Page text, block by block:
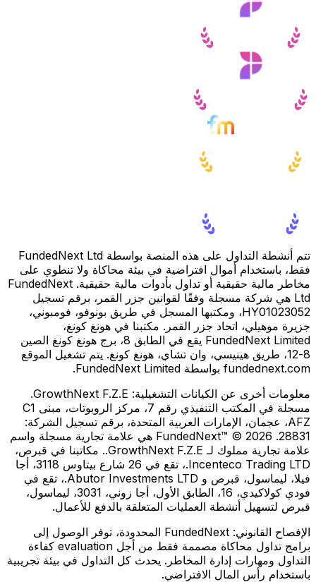
تتم أنشطة التداول على هذه المنصة بواسطة FundedNext Ltd
فقط، باستخدام أموال افتراضية في بيئة محاكاة ولا تنطوي على
مخاطر مالية حقيقية أو تداول بأدوات مالية حقيقية. FundedNext
Ltd هي شركة مسجلة وفقًا لقوانين جزر القمر، برقم تسجيل
HY01023052، ومكتبها المسجل في طريق بونوفو، فومبوني،
جزيرة موهيلي، اتحاد جزر القمر. مكتبنا في هونغ كونغ،
FundedNext Limited يقع في الطابق 8، برج هونغ كونغ الصين
8-12، طريق هينيسي، وان تشاي، هونغ كونغ. يتم تشغيل الموقع
fundednext.com بواسطة FundedNext Limited.
معلومات أخرى عن الكيانات التشغيلية:
GrowthNext F.Z.E.
مسجلة في المكتب التنفيذي رقم 7، مركز الروبوتات، مبنى C1
AFZ، عجمان، الإمارات العربية المتحدة، برقم تسجيل الشركة:
28831. FundedNext™ © 2026 هي علامة تجارية مسجلة واسم
علامة تجارية مملوك لـ GrowthNext F.Z.E.. مكاتبنا في قبرص،
Incenteco Trading LTD.، تقع في 26 شارع بيتاوس 3118، أجا
فيلا، ليماسول، قبرص و Abutor Investments LTD.، تقع في
فودي كولاكيدي، 16، الطابق الأول، أجا زوني، 3031، ليماسول،
قبرص لتسهيل أنشطة العمليات المتعلقة بالدفع للأعمال.
الإفصاح القانوني:
FundedNext المحدودة، توفر الوصول إلى
برامج تداول محاكاة مصممة فقط من أجل evaluation كفاءة
التداول ومهارات إدارة المخاطر. يحدث كل التداول في بيئة تجريبية
باستخدام رأس المال الافتراضي.